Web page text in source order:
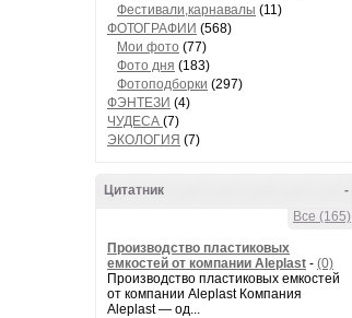
Фестивали,карнавалы (11)
ФОТОГРАФИИ (568)
Мои фото (77)
Фото дня (183)
Фотоподборки (297)
ФЭНТЕЗИ (4)
ЧУДЕСА (7)
ЭКОЛОГИЯ (7)
-
Цитатник
Все (165)
Производство пластиковых
емкостей от компании Aleplast - (0)
Производство пластиковых емкостей
от компании Aleplast Компания
Aleplast — од...